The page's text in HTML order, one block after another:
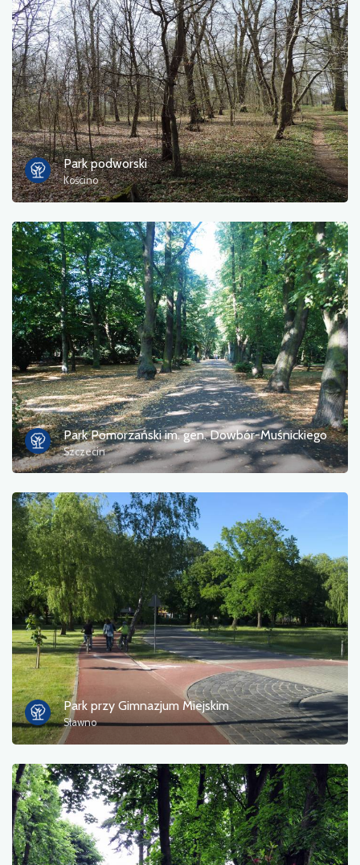
Park podworski
Kościno
Park Pomorzański im. gen. Dowbór-Muśnickiego
Szczecin
Park przy Gimnazjum Miejskim
Sławno
Zdjęcia
Inne
sortuj
Zastosuj